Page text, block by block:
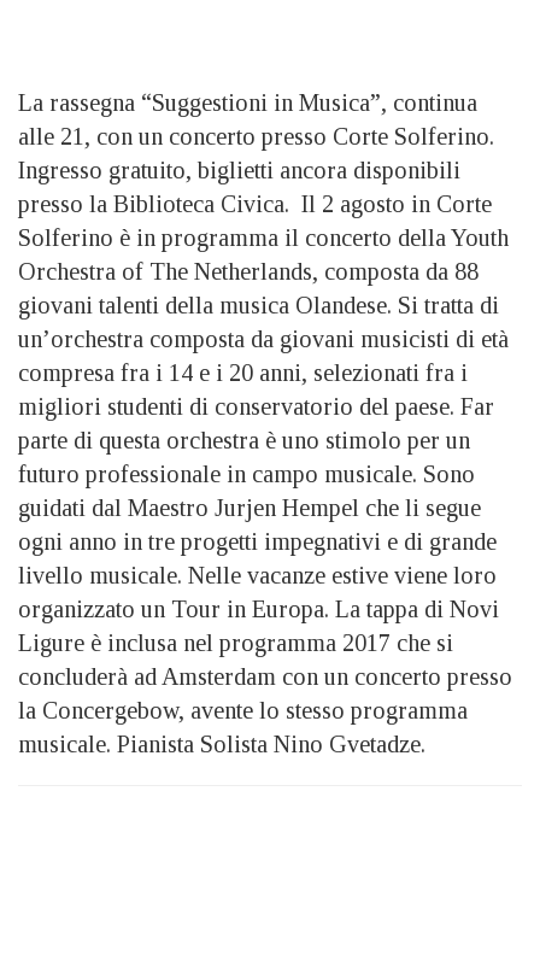
La rassegna “Suggestioni in Musica”, continua
alle 21, con un concerto presso Corte Solferino.
Ingresso gratuito, biglietti ancora disponibili
presso la Biblioteca Civica. Il 2 agosto in Corte
Solferino è in programma il concerto della Youth
Orchestra of The Netherlands, composta da 88
giovani talenti della musica Olandese. Si tratta di
un’orchestra composta da giovani musicisti di età
compresa fra i 14 e i 20 anni, selezionati fra i
migliori studenti di conservatorio del paese. Far
parte di questa orchestra è uno stimolo per un
futuro professionale in campo musicale. Sono
guidati dal Maestro Jurjen Hempel che li segue
ogni anno in tre progetti impegnativi e di grande
livello musicale. Nelle vacanze estive viene loro
organizzato un Tour in Europa. La tappa di Novi
Ligure è inclusa nel programma 2017 che si
concluderà ad Amsterdam con un concerto presso
la Concergebow, avente lo stesso programma
musicale. Pianista Solista Nino Gvetadze.